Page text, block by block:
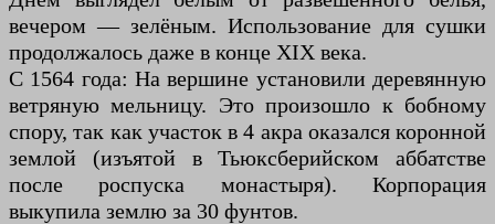
вечером — зелёным. Использование для сушки
продолжалось даже в конце XIX века.
С 1564 года: На вершине установили деревянную
ветряную мельницу. Это произошло к бобному
спору, так как участок в 4 акра оказался коронной
землой (изъятой в Тьюксберийском аббатстве
после роспуска монастыря). Корпорация
выкупила землю за 30 фунтов.